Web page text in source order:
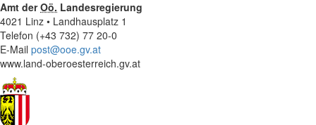
Amt derOö. Landesregierung
4021 Linz • Landhausplatz 1
Telefon (+43 732) 77 20-0
E-Mail post@ooe.gv.at
www.land-oberoesterreich.gv.at